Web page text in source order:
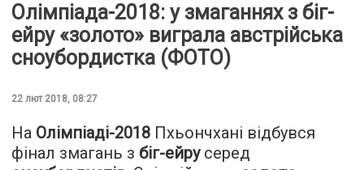
Олімпіада-2018: у змаганнях з біг-
ейру «золото» виграла австрійська
сноубордистка (ФОТО)
22 лют 2018, 08:27
На Олімпіаді-2018 Пхьончхані відбувся
фінал змагань з біг-ейрусеред